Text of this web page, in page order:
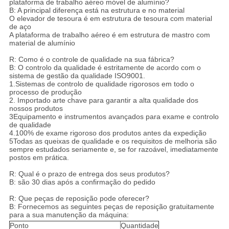
plataforma de trabalho aéreo móvel de alumínio?
B: A principal diferença está na estrutura e no material
O elevador de tesoura é em estrutura de tesoura com material
de aço
A plataforma de trabalho aéreo é em estrutura de mastro com
material de alumínio
R: Como é o controle de qualidade na sua fábrica?
B: O controlo da qualidade é estritamente de acordo com o
sistema de gestão da qualidade ISO9001.
1.Sistemas de controlo de qualidade rigorosos em todo o
processo de produção
2. Importado arte chave para garantir a alta qualidade dos
nossos produtos
3Equipamento e instrumentos avançados para exame e controlo
de qualidade
4.100% de exame rigoroso dos produtos antes da expedição
5Todas as queixas de qualidade e os requisitos de melhoria são
sempre estudados seriamente e, se for razoável, imediatamente
postos em prática.
R: Qual é o prazo de entrega dos seus produtos?
B: são 30 dias após a confirmação do pedido
R: Que peças de reposição pode oferecer?
B: Fornecemos as seguintes peças de reposição gratuitamente
para a sua manutenção da máquina:
Ponto
Quantidade